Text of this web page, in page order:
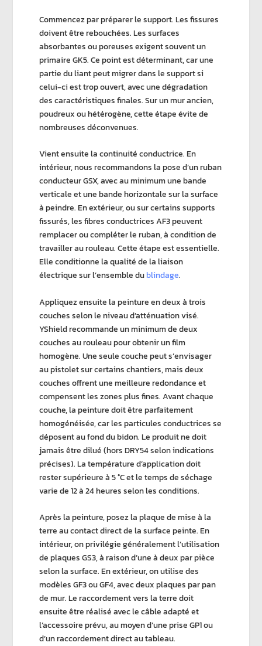
Commencez par préparer le support. Les fissures
doivent être rebouchées. Les surfaces
absorbantes ou poreuses exigent souvent un
primaire GK5. Ce point est déterminant, car une
partie du liant peut migrer dans le support si
celui-ci est trop ouvert, avec une dégradation
des caractéristiques finales. Sur un mur ancien,
poudreux ou hétérogène, cette étape évite de
nombreuses déconvenues.
Vient ensuite la continuité conductrice. En
intérieur, nous recommandons la pose d’unruban
conducteur GSX, avec au minimum une bande
verticale et une bande horizontale sur la surface
à peindre. En extérieur, ou sur certains supports
fissurés, lesfibres conductrices AF3peuvent
remplacer ou compléter le ruban, à condition de
travailler au rouleau. Cette étape est essentielle.
Elle conditionne la qualité de la liaison
électrique sur l’ensemble dublindage.
Appliquez ensuite la peinture endeux à trois
couchesselon leniveau d’atténuationvisé.
YShieldrecommande un minimum dedeux
couches au rouleaupour obtenir un film
homogène. Une seule couche peut s’envisager
au pistolet sur certains chantiers, mais deux
couches offrent une meilleure redondance et
compensent les zones plus fines. Avant chaque
couche, la peinture doit être parfaitement
homogénéisée, car les particules conductrices se
déposent au fond du bidon. Le produit ne doit
jamais être dilué (hors DRY54 selon indications
précises). La température d’application doit
rester supérieure à5 °Cet le temps de séchage
varie de12 à 24 heuresselon les conditions.
Après la peinture, posez laplaque de mise à la
terreau contact direct de la surface peinte. En
intérieur, on privilégie généralement l’utilisation
de plaquesGS3, à raison d’une à deux par pièce
selon la surface. En extérieur, on utilise des
modèlesGF3ouGF4, avecdeux plaques par pan
de mur. Le raccordement vers la terre doit
ensuite être réalisé avec le câble adapté et
l’accessoire prévu, au moyen d’uneprise GP1ou
d’unraccordement direct au tableau.